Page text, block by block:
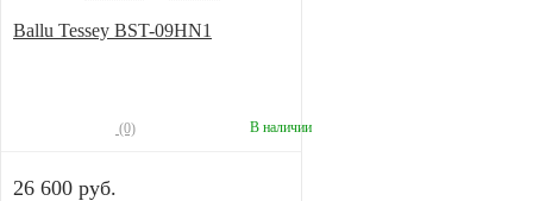
Ballu Tessey BST-09HN1
(0) В наличии
26 600 руб.